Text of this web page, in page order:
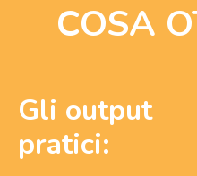
COSA
Gli output
pratici: